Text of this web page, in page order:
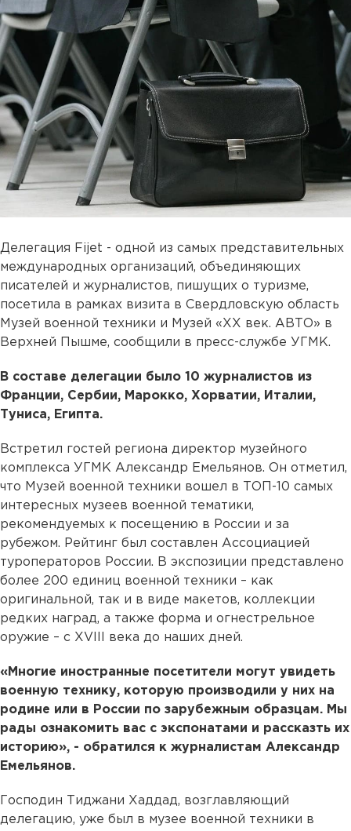
Делегация Fijet - одной из самых представительных
международных организаций, объединяющих
писателей и журналистов, пишущих о туризме,
посетила в рамках визита в Свердловскую область
Музей военной техники и Музей «XX век. АВТО» в
Верхней Пышме, сообщили в пресс-службе УГМК.
В составе делегации было 10 журналистов из
Франции, Сербии, Марокко, Хорватии, Италии,
Туниса, Египта.
Встретил гостей региона директор музейного
комплекса УГМК Александр Емельянов. Он отметил,
что Музей военной техники вошел в ТОП-10 самых
интересных музеев военной тематики,
рекомендуемых к посещению в России и за
рубежом. Рейтинг был составлен Ассоциацией
туроператоров России. В экспозиции представлено
более 200 единиц военной техники – как
оригинальной, так и в виде макетов, коллекции
редких наград, а также форма и огнестрельное
оружие – с XVIII века до наших дней.
«Многие иностранные посетители могут увидеть
военную технику, которую производили у них на
родине или в России по зарубежным образцам. Мы
рады ознакомить вас с экспонатами и рассказть их
историю», - обратился к журналистам Александр
Емельянов.
Господин Тиджани Хаддад, возглавляющий
делегацию, уже был в музее военной техники в